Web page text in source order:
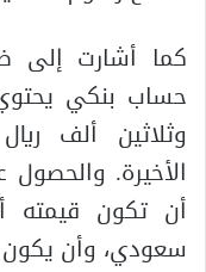
كما أشارت
حساب بنكي
وثلاثين ألف
الأخيرة.
أن تكون قيمته
سعودي، وأن يكون